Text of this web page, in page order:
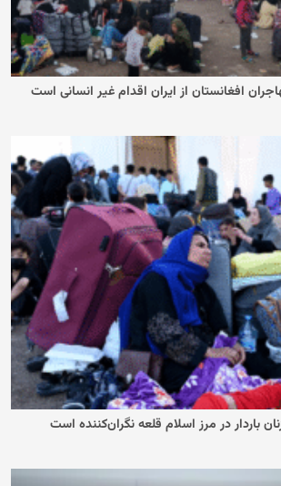
افغانستان از ایران اقدام غیر انسانی است
باردار در مرز اسلام قلعه نگران‌کننده است